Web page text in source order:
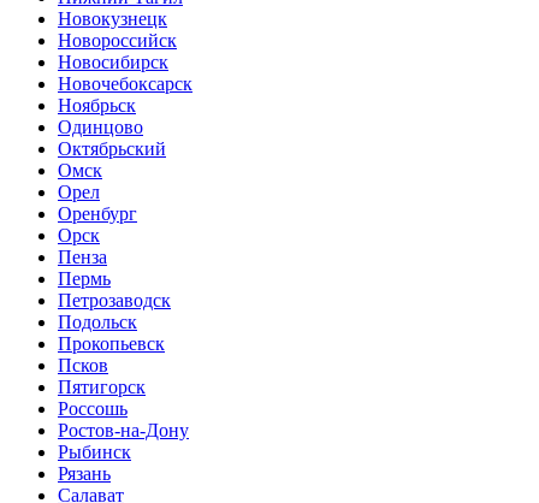
Новокузнецк
Новороссийск
Новосибирск
Новочебоксарск
Ноябрьск
Одинцово
Октябрьский
Омск
Орел
Оренбург
Орск
Пенза
Пермь
Петрозаводск
Подольск
Прокопьевск
Псков
Пятигорск
Россошь
Ростов-на-Дону
Рыбинск
Рязань
Салават